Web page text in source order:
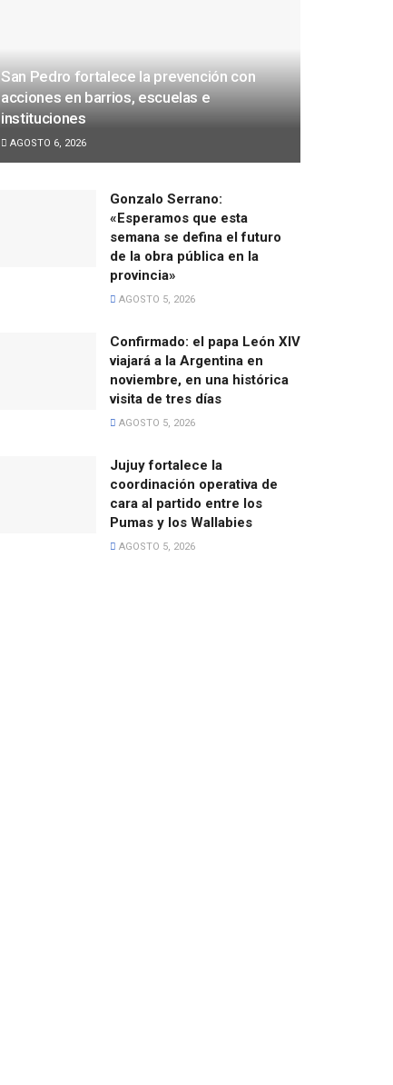
San Pedro fortalece la prevención con
acciones en barrios, escuelas e
instituciones
AGOSTO 6, 2026
Gonzalo Serrano:
«Esperamos que esta
semana se defina el futuro
de la obra pública en la
provincia»
AGOSTO 5, 2026
Confirmado: el papa León XIV
viajará a la Argentina en
noviembre, en una histórica
visita de tres días
AGOSTO 5, 2026
Jujuy fortalece la
coordinación operativa de
cara al partido entre los
Pumas y los Wallabies
AGOSTO 5, 2026